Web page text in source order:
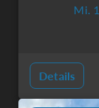
Mi.
Details